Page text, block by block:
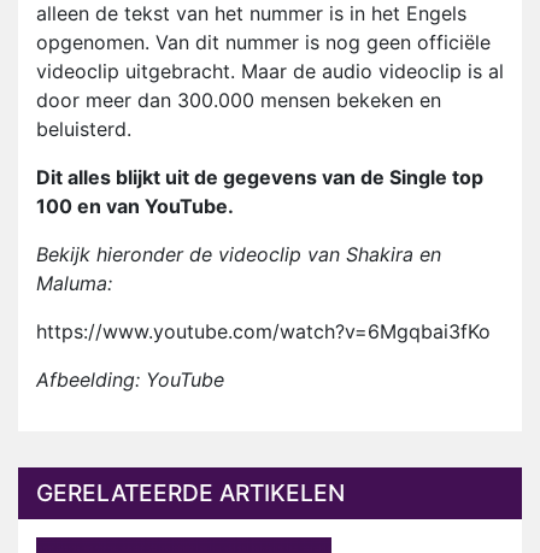
alleen de tekst van het nummer is in het Engels
opgenomen. Van dit nummer is nog geen officiële
videoclip uitgebracht. Maar de audio videoclip is al
door meer dan 300.000 mensen bekeken en
beluisterd.
Dit alles blijkt uit de gegevens van de Single top
100 en van YouTube.
Bekijk hieronder de videoclip van Shakira en
Maluma:
https://www.youtube.com/watch?v=6Mgqbai3fKo
Afbeelding: YouTube
GERELATEERDE ARTIKELEN